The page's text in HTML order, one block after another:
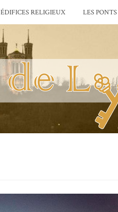
ÉDIFICES RELIGIEUX LES PONTS